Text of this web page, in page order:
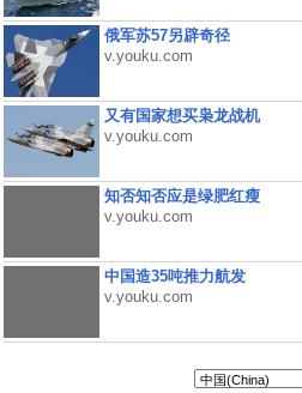
俄军苏57另辟奇径
v.youku.com
又有国家想买枭龙战机
v.youku.com
知否知否应是绿肥红瘦
v.youku.com
中国造35吨推力航发
v.youku.com